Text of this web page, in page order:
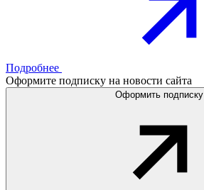
Подробнее
Оформите подписку на новости сайта
Оформить подписку